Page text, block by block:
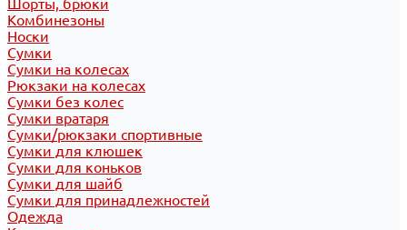
Шорты, брюки
Комбинезоны
Носки
Сумки
Сумки на колесах
Рюкзаки на колесах
Сумки без колес
Сумки вратаря
Сумки/рюкзаки спортивные
Сумки для клюшек
Сумки для коньков
Сумки для шайб
Сумки для принадлежностей
Одежда